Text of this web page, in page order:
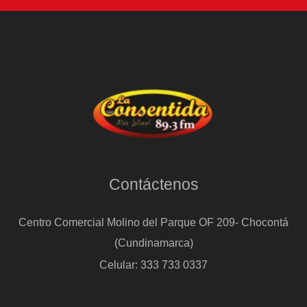
Contáctenos
Centro Comercial Molino del Parque OF 209- Chocontá
(Cundinamarca)
Celular: 333 733 0337